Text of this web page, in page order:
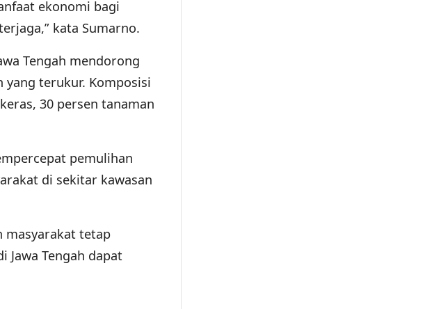
ekonomi bagi
kata Sumarno.
Tengah mendorong
yang terukur. Komposisi
30 persen tanaman
pemulihan
di sekitar kawasan
masyarakat tetap
Tengah dapat